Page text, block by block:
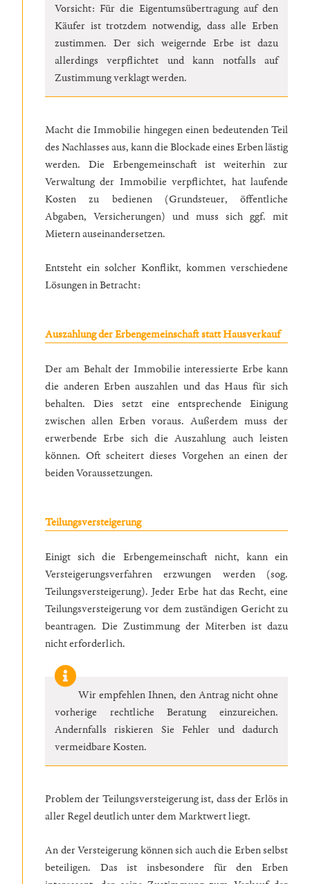
Vorsicht: Für die Eigentumsübertragung auf den
Käufer ist trotzdem notwendig, dass alle Erben
zustimmen. Der sich weigernde Erbe ist dazu
allerdings verpflichtet und kann notfalls auf
Zustimmung verklagt werden.
Macht die Immobilie hingegen einen bedeutenden Teil
des Nachlasses aus, kann die Blockade eines Erben lästig
werden. Die Erbengemeinschaft ist weiterhin zur
Verwaltung der Immobilie verpflichtet, hat laufende
Kosten zu bedienen (Grundsteuer, öffentliche
Abgaben, Versicherungen) und muss sich ggf. mit
Mietern auseinandersetzen.
Entsteht ein solcher Konflikt, kommen verschiedene
Lösungen in Betracht:
Auszahlung der Erbengemeinschaft statt Hausverkauf
Der am Behalt der Immobilie interessierte Erbe kann
die anderen Erben auszahlen und das Haus für sich
behalten. Dies setzt eine entsprechende Einigung
zwischen allen Erben voraus. Außerdem muss der
erwerbende Erbe sich die Auszahlung auch leisten
können. Oft scheitert dieses Vorgehen an einen der
beiden Voraussetzungen.
Teilungsversteigerung
Einigt sich die Erbengemeinschaft nicht, kann ein
Versteigerungsverfahren erzwungen werden (sog.
Teilungsversteigerung). Jeder Erbe hat das Recht, eine
Teilungsversteigerung vor dem zuständigen Gericht zu
beantragen. Die Zustimmung der Miterben ist dazu
nicht erforderlich.
Wir empfehlen Ihnen, den Antrag nicht ohne
vorherige rechtliche Beratung einzureichen.
Andernfalls riskieren Sie Fehler und dadurch
vermeidbare Kosten.
Problem der Teilungsversteigerung ist, dass der Erlös in
aller Regel deutlich unter dem Marktwert liegt.
An der Versteigerung können sich auch die Erben selbst
beteiligen. Das ist insbesondere für den Erben